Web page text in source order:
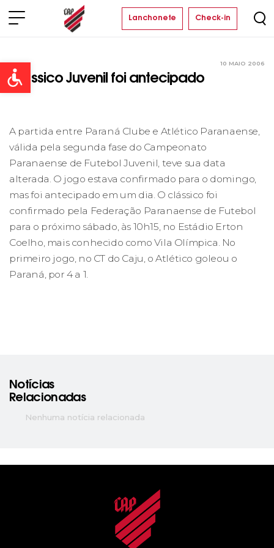
Open toolbar
Lanchonete Check-in
10 MAIO 2006
Clássico Juvenil foi antecipado
A partida entre Paraná Clube e Atlético Paranaense,
válida pela segunda fase do Campeonato
Paranaense de Futebol Juvenil, teve sua data
alterada. O jogo estava confirmado para o domingo,
mas foi antecipado em um dia. O clássico foi
confirmado pela Federação Paranaense de Futebol
para o próximo sábado, às 10h15, no Estádio Erton
Coelho, mais conhecido como Vila Olímpica. No
primeiro jogo, no CT do Caju, o Atlético goleou o
Paraná, por 4 a 1.
Notícias
Relacionadas
Nenhuma notícia relacionada